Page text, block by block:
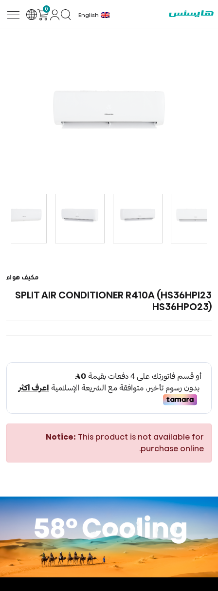
English
0
مكيف هواء
SPLIT AIR CONDITIONER R410A (HS36HPI23
HS36HPO23)
Notice: This product is not available for
purchase online.